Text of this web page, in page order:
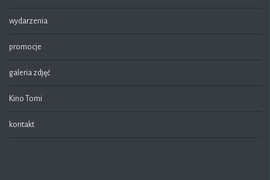
wydarzenia
promocje
galeria zdjęć
Kino Tomi
kontakt